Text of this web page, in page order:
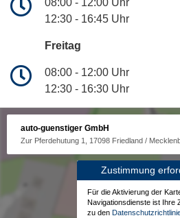
08:00 - 12:00 Uhr
12:30 - 16:45 Uhr
Freitag
08:00 - 12:00 Uhr
12:30 - 16:30 Uhr
auto-guenstiger GmbH
Zur Pferdehutung 1, 17098 Friedland /
Zustimmung
Für die Aktivierung der
Navigationsdienste ist Ihre
zu den